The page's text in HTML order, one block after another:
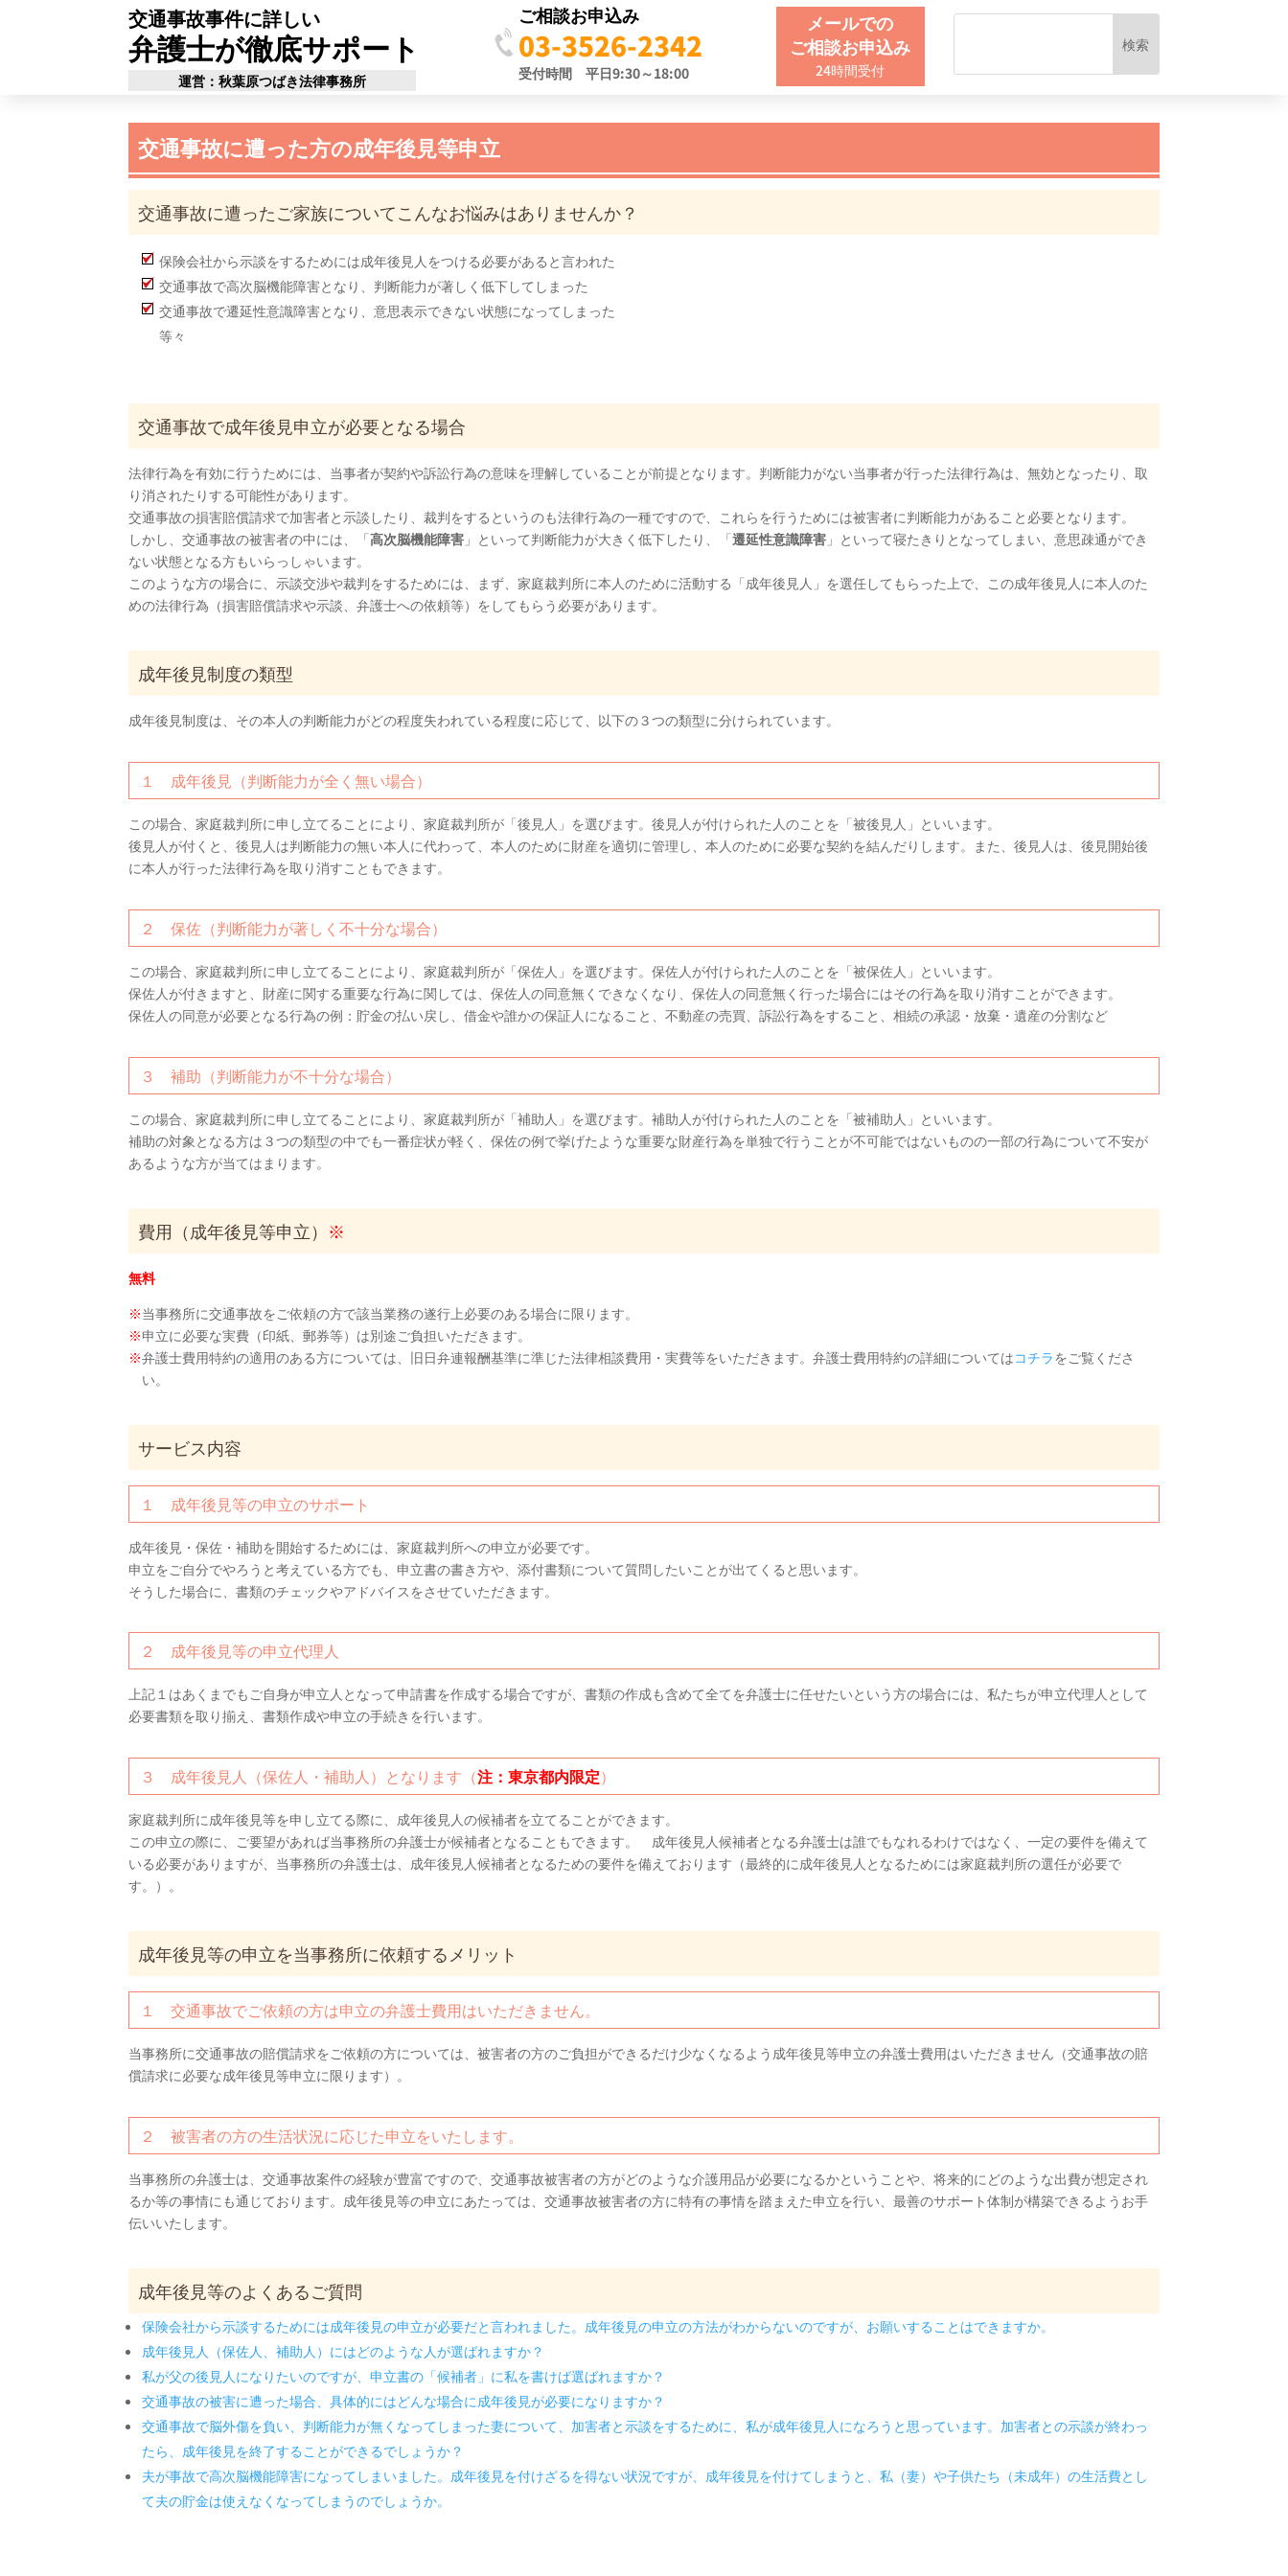
交通事故事件に詳しい
弁護士が徹底サポート
運営：秋葉原つばき法律事務所
ご相談お申込み
03-3526-2342
受付時間 平日9:30～18:00
メールでの
ご相談お申込み
24時間受付
交通事故に遭った方の成年後見等申立
交通事故に遭ったご家族についてこんなお悩みはありませんか？
保険会社から示談をするためには成年後見人をつける必要があると言われた
交通事故で高次脳機能障害となり、判断能力が著しく低下してしまった
交通事故で遷延性意識障害となり、意思表示できない状態になってしまった
等々
交通事故で成年後見申立が必要となる場合
法律行為を有効に行うためには、当事者が契約や訴訟行為の意味を理解していることが前提となります。判断能力がない当事者が行った法律行為は、無効となったり、取
り消されたりする可能性があります。
交通事故の損害賠償請求で加害者と示談したり、裁判をするというのも法律行為の一種ですので、これらを行うためには被害者に判断能力があること必要となります。
しかし、交通事故の被害者の中には、「高次脳機能障害 」といって判断能力が大きく低下したり、「遷延性意識障害 」といって寝たきりとなってしまい、意思疎通ができ
ない状態となる方もいらっしゃいます。
このような方の場合に、示談交渉や裁判をするためには、まず、家庭裁判所に本人のために活動する「成年後見人」を選任してもらった上で、この成年後見人に本人のた
めの法律行為（損害賠償請求や示談、弁護士への依頼等）をしてもらう必要があります。
成年後見制度の類型
成年後見制度は、その本人の判断能力がどの程度失われている程度に応じて、以下の３つの類型に分けられています。
１ 成年後見（判断能力が全く無い場合）
この場合、家庭裁判所に申し立てることにより、家庭裁判所が「後見人」を選びます。後見人が付けられた人のことを「被後見人」といいます。
後見人が付くと、後見人は判断能力の無い本人に代わって、本人のために財産を適切に管理し、本人のために必要な契約を結んだりします。また、後見人は、後見開始後
に本人が行った法律行為を取り消すこともできます。
２ 保佐（判断能力が著しく不十分な場合）
この場合、家庭裁判所に申し立てることにより、家庭裁判所が「保佐人」を選びます。保佐人が付けられた人のことを「被保佐人」といいます。
保佐人が付きますと、財産に関する重要な行為に関しては、保佐人の同意無くできなくなり、保佐人の同意無く行った場合にはその行為を取り消すことができます。
保佐人の同意が必要となる行為の例：貯金の払い戻し、借金や誰かの保証人になること、不動産の売買、訴訟行為をすること、相続の承認・放棄・遺産の分割など
３ 補助（判断能力が不十分な場合）
この場合、家庭裁判所に申し立てることにより、家庭裁判所が「補助人」を選びます。補助人が付けられた人のことを「被補助人」といいます。
補助の対象となる方は３つの類型の中でも一番症状が軽く、保佐の例で挙げたような重要な財産行為を単独で行うことが不可能ではないものの一部の行為について不安が
あるような方が当てはまります。
費用（成年後見等申立） ※
無料
※当事務所に交通事故をご依頼の方で該当業務の遂行上必要のある場合に限ります。
※申立に必要な実費（印紙、郵券等）は別途ご負担いただきます。
※弁護士費用特約の適用のある方については、旧日弁連報酬基準に準じた法律相談費用・実費等をいただきます。弁護士費用特約の詳細についてはコチラをご覧くださ
い。
サービス内容
１ 成年後見等の申立のサポート
成年後見・保佐・補助を開始するためには、家庭裁判所への申立が必要です。
申立をご自分でやろうと考えている方でも、申立書の書き方や、添付書類について質問したいことが出てくると思います。
そうした場合に、書類のチェックやアドバイスをさせていただきます。
２ 成年後見等の申立代理人
上記１はあくまでもご自身が申立人となって申請書を作成する場合ですが、書類の作成も含めて全てを弁護士に任せたいという方の場合には、私たちが申立代理人として
必要書類を取り揃え、書類作成や申立の手続きを行います。
３ 成年後見人（保佐人・補助人）となります（注：東京都内限定）
家庭裁判所に成年後見等を申し立てる際に、成年後見人の候補者を立てることができます。
この申立の際に、ご要望があれば当事務所の弁護士が候補者となることもできます。 成年後見人候補者となる弁護士は誰でもなれるわけではなく、一定の要件を備えて
いる必要がありますが、当事務所の弁護士は、成年後見人候補者となるための要件を備えております（最終的に成年後見人となるためには家庭裁判所の選任が必要で
す。）。
成年後見等の申立を当事務所に依頼するメリット
１ 交通事故でご依頼の方は申立の弁護士費用はいただきません。
当事務所に交通事故の賠償請求をご依頼の方については、被害者の方のご負担ができるだけ少なくなるよう成年後見等申立の弁護士費用はいただきません（交通事故の賠
償請求に必要な成年後見等申立に限ります）。
２ 被害者の方の生活状況に応じた申立をいたします。
当事務所の弁護士は、交通事故案件の経験が豊富ですので、交通事故被害者の方がどのような介護用品が必要になるかということや、将来的にどのような出費が想定され
るか等の事情にも通じております。成年後見等の申立にあたっては、交通事故被害者の方に特有の事情を踏まえた申立を行い、最善のサポート体制が構築できるようお手
伝いいたします。
成年後見等のよくあるご質問
保険会社から示談するためには成年後見の申立が必要だと言われました。成年後見の申立の方法がわからないのですが、お願いすることはできますか。
成年後見人（保佐人、補助人）にはどのような人が選ばれますか？
私が父の後見人になりたいのですが、申立書の「候補者」に私を書けば選ばれますか？
交通事故の被害に遭った場合、具体的にはどんな場合に成年後見が必要になりますか？
交通事故で脳外傷を負い、判断能力が無くなってしまった妻について、加害者と示談をするために、私が成年後見人になろうと思っています。加害者との示談が終わっ
たら、成年後見を終了することができるでしょうか？
夫が事故で高次脳機能障害になってしまいました。成年後見を付けざるを得ない状況ですが、成年後見を付けてしまうと、私（妻）や子供たち（未成年）の生活費とし
て夫の貯金は使えなくなってしまうのでしょうか。